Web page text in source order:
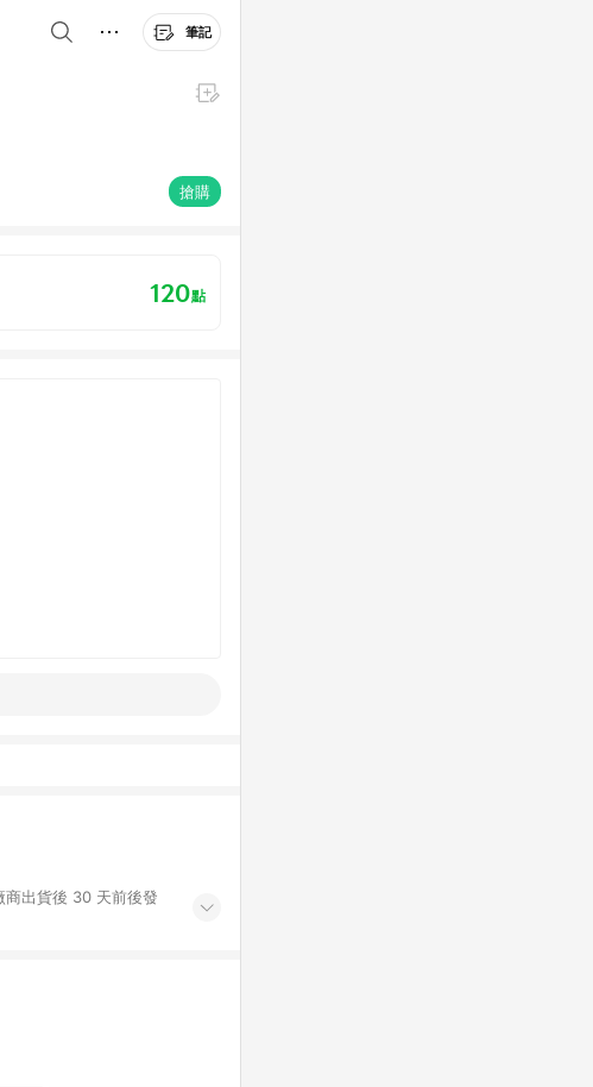
筆記
搶購
120點
商出貨後 30 天前後發